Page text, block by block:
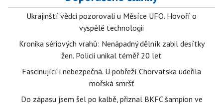
Ukrajinští vědci pozorovali u Měsíce UFO. Hovoří o
vyspělé technologii
Kronika sériových vrahů: Nenápadný dělník zabil desítky
žen. Policii unikal téměř 20 let
Fascinující i nebezpečná. U pobřeží Chorvatska udeřila
mořská smršť
Do zápasu jsem šel po kalbě, přiznal BKFC šampion ve